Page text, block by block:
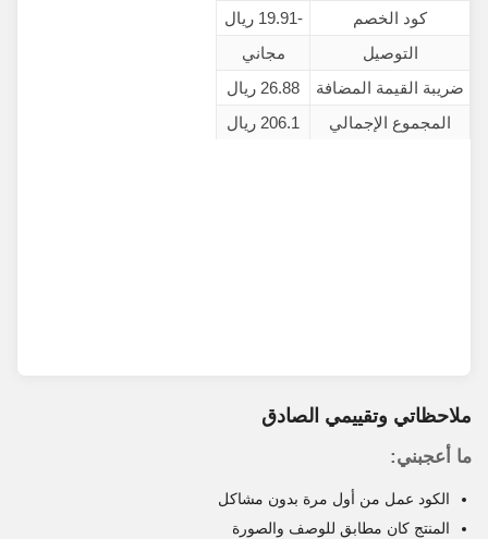
كود الخصم
-19.91 ريال
التوصيل
مجاني
ضريبة القيمة المضافة
26.88 ريال
المجموع الإجمالي
206.1 ريال
ملاحظاتي وتقييمي الصادق
ما أعجبني:
الكود عمل من أول مرة بدون مشاكل
المنتج كان مطابق للوصف والصورة